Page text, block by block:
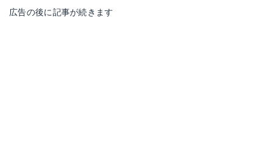
広告の後に記事が続きます